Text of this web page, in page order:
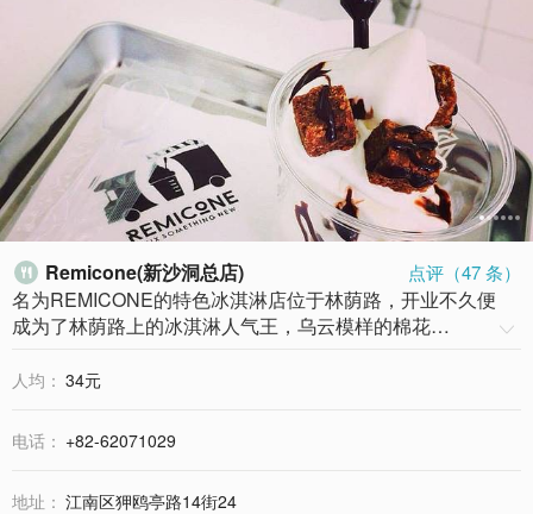
 Remicone(新沙洞总店) 点评（47条）
名为REMICONE的特色冰淇淋店位于林荫路，开业不久便
成为了林荫路上的冰淇淋人气王，乌云模样的棉花…

人均： 34元
电话： +82-62071029
地址： 江南区狎鸥亭路14街24